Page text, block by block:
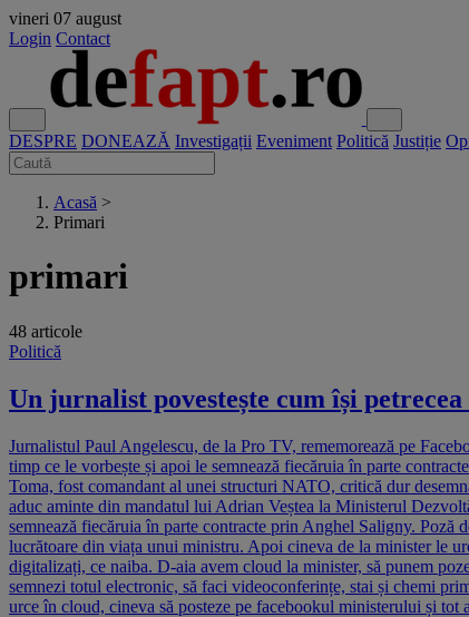
vineri 07 august
Login Contact
DESPRE DONEAZĂ Investigații Eveniment Politică Justiție
Acasă >
Primari
primari
48 articole
Politică
Un jurnalist povestește cum își
Jurnalistul Paul Angelescu, de la Pro TV, rememorează pe
timp ce le vorbește și apoi le semnează fiecăruia în parte
Toma, fost comandant al unei structuri NATO, critică dur
aduc aminte din mandatul lui Adrian Veștea la Ministerul
semnează fiecăruia în parte contracte prin Anghel Saligny. Poză
lucrătoare din viața unui ministru. Apoi cineva de la minister le
digitalizați, ce naiba. D-aia avem cloud la minister, să punem
semnezi totul electronic, să faci videoconferințe, stai și chemi
urce în cloud, cineva să posteze pe facebookul ministerului și